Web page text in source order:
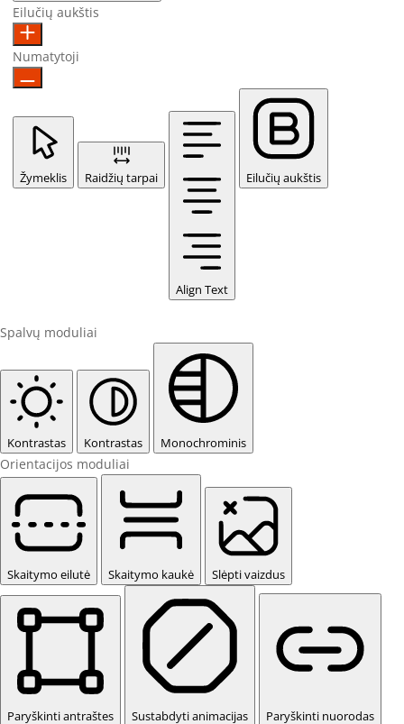
Eilučių aukštis
Numatytoji
Žymeklis Raidžių tarpai
Align Text
Eilučių aukštis
Spalvų moduliai
Kontrastas Kontrastas Monochrominis
Orientacijos moduliai
Skaitymo eilutė Skaitymo kaukė Slėpti vaizdus
Paryškinti antraštes Sustabdyti animacijas Paryškinti nuorodas